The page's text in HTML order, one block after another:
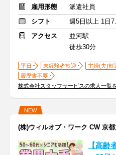
雇用形態
派遣社員
シフト
週5日以上 1日
アクセス
並河駅
徒歩30分
平日 未経験者歓迎 主婦(夫)歓
履歴書不要
株式会社スタッフサービスの求人一覧
NEW
(株)ウィルオブ・ワーク CW 京
【高齢